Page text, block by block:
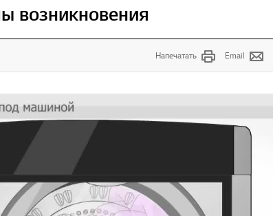
возникновения
Напечатать Email